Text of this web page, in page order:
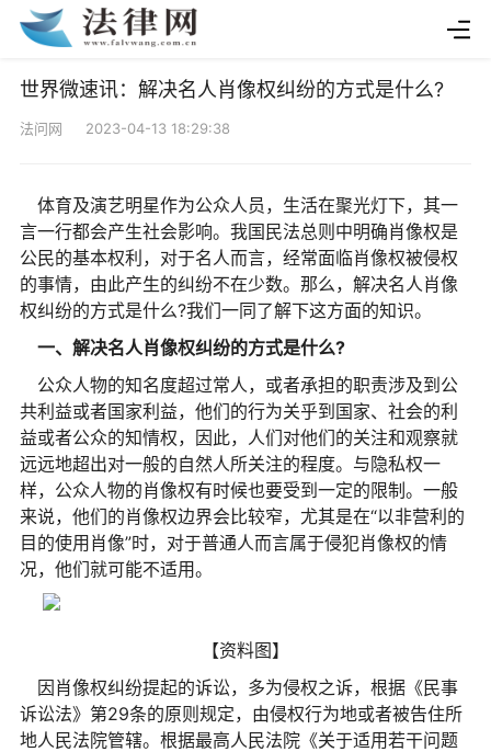
世界微速讯：解决名人肖像权纠纷的方式是什么?
法问网 2023-04-13 18:29:38
体育及演艺明星作为公众人员，生活在聚光灯下，其一
言一行都会产生社会影响。我国民法总则中明确肖像权是
公民的基本权利，对于名人而言，经常面临肖像权被侵权
的事情，由此产生的纠纷不在少数。那么，解决名人肖像
权纠纷的方式是什么?我们一同了解下这方面的知识。
一、解决名人肖像权纠纷的方式是什么?
公众人物的知名度超过常人，或者承担的职责涉及到公
共利益或者国家利益，他们的行为关乎到国家、社会的利
益或者公众的知情权，因此，人们对他们的关注和观察就
远远地超出对一般的自然人所关注的程度。与隐私权一
样，公众人物的肖像权有时候也要受到一定的限制。一般
来说，他们的肖像权边界会比较窄，尤其是在“以非营利的
目的使用肖像”时，对于普通人而言属于侵犯肖像权的情
况，他们就可能不适用。
【资料图】
因肖像权纠纷提起的诉讼，多为侵权之诉，根据《民事
诉讼法》第29条的原则规定，由侵权行为地或者被告住所
地人民法院管辖。根据最高人民法院《关于适用若干问题